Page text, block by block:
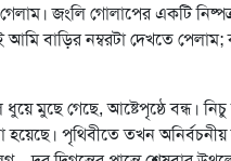
জংলি গোলাপের একটি
আমি বাড়ির নম্বরটা দেখতে
মুছে গেছে, আষ্টেপৃষ্ঠে বন্ধ।
হয়েছে। পৃথিবীতে তখন